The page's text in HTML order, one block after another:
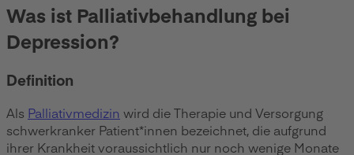
Was ist Palliativbehandlung bei
Depression?
Definition
Als Palliativmedizin wird die Therapie und Versorgung
schwerkranker Patient*innen bezeichnet, die aufgrund
ihrer Krankheit voraussichtlich nur noch wenige Monate